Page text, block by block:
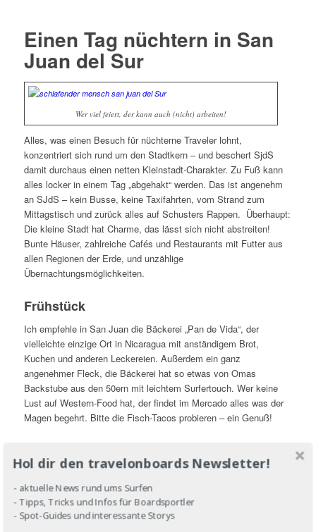
Einen Tag nüchtern in San
Juan del Sur
Wer viel feiert, der kann auch (nicht) arbeiten!
Alles, was einen Besuch für nüchterne Traveler lohnt,
konzentriert sich rund um den Stadtkern – und beschert SjdS
damit durchaus einen netten Kleinstadt-Charakter. Zu Fuß kann
alles locker in einem Tag „abgehakt“ werden. Das ist angenehm
an SJdS – kein Busse, keine Taxifahrten, vom Strand zum
Mittagstisch und zurück alles auf Schusters Rappen. Überhaupt:
Die kleine Stadt hat Charme, das lässt sich nicht abstreiten!
Bunte Häuser, zahlreiche Cafés und Restaurants mit Futter aus
allen Regionen der Erde, und unzählige
Übernachtungsmöglichkeiten.
Frühstück
Ich empfehle in San Juan die Bäckerei „Pan de Vida“, der
vielleichte einzige Ort in Nicaragua mit anständigem Brot,
Kuchen und anderen Leckereien. Außerdem ein ganz
angenehmer Fleck, die Bäckerei hat so etwas von Omas
Backstube aus den 50ern mit leichtem Surfertouch. Wer keine
Lust auf Western-Food hat, der findet im Mercado alles was der
Magen begehrt. Bitte die Fisch-Tacos probieren – ein Genuß!
In SJDS gibt es vom lokalen Einkaufskiosk bis hin zum
Klamottenladen „Western-Style“ so ziemlich alles geboten.
Schlendert einfach durch die Straßen und lasst euch treiben –
wie beim shoppen in der Großstadt eben. In San Juan gibt es
Hol dir den travelonboards Newsletter!
- aktuelle News rund ums Surfen
- Tipps, Tricks und Infos für Boardsportler
- Spot-Guides und interessante Storys